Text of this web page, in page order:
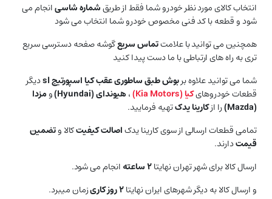
انتخاب کالای مورد نظر خودرو شما فقط از طریقشماره شاسیانجام می
شود و قطعه با کد فنی مخصوص خودرو شما انتخاب می شود
همچنین می توانید با علامتتماس سریعگوشه صفحه دسترسی سریع
تری به راه های ارتباطی با ما دست پیدا کنید
شما می توانید علاوه بربوش طبق ساطوری عقب کیا اسپورتیج sl
دیگر
قطعات خودروهایکیا (Kia Motors) ،هیوندای (Hyundai
)ومزدا
(
Mazda
)را ازکارینا یدکتهیه فرمایید.
تمامی قطعات ارسالی از سوی کارینا یدکاصالت کیفیتکالا وتضمین
قیمتدارند.
ارسال کالا برای شهر تهران نهایتا۲ ساعته
انجام می شود.
و ارسال کالا به دیگر شهرهای ایران نهایتا۲ روز کاری زمان میبرد.